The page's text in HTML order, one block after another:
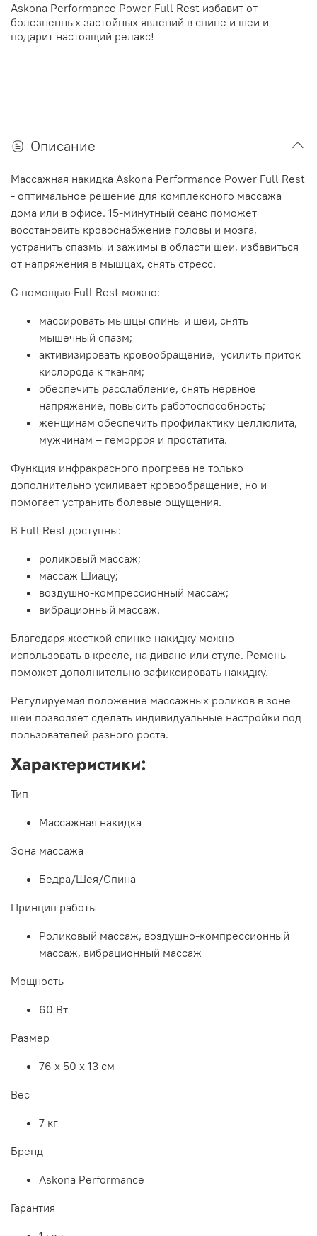
Askona Performance Power Full Rest избавит от
болезненных застойных явлений в спине и шеи и
подарит настоящий релакс!
Описание
Массажная накидка Askona Performance Power Full Rest
- оптимальное решение для комплексного массажа
дома или в офисе. 15-минутный сеанс поможет
восстановить кровоснабжение головы и мозга,
устранить спазмы и зажимы в области шеи, избавиться
от напряжения в мышцах, снять стресс.
С помощью Full Rest можно:
массировать мышцы спины и шеи, снять
мышечный спазм;
активизировать кровообращение, усилить приток
кислорода к тканям;
обеспечить расслабление, снять нервное
напряжение, повысить работоспособность;
женщинам обеспечить профилактику целлюлита,
мужчинам – геморроя и простатита.
Функция инфракрасного прогрева не только
дополнительно усиливает кровообращение, но и
помогает устранить болевые ощущения.
В Full Rest доступны:
роликовый массаж;
массаж Шиацу;
воздушно-компрессионный массаж;
вибрационный массаж.
Благодаря жесткой спинке накидку можно
использовать в кресле, на диване или стуле. Ремень
поможет дополнительно зафиксировать накидку.
Регулируемая положение массажных роликов в зоне
шеи позволяет сделать индивидуальные настройки под
пользователей разного роста.
Характеристики:
Тип
Массажная накидка
Зона массажа
Бедра/Шея/Спина
Принцип работы
Роликовый массаж, воздушно-компрессионный
массаж, вибрационный массаж
Мощность
60 Вт
Размер
76 х 50 х 13 см
Вес
7 кг
Бренд
Askona Performance
Гарантия